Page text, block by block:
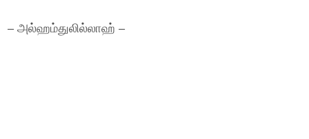
– அல்ஹம்துலில்லாஹ் –